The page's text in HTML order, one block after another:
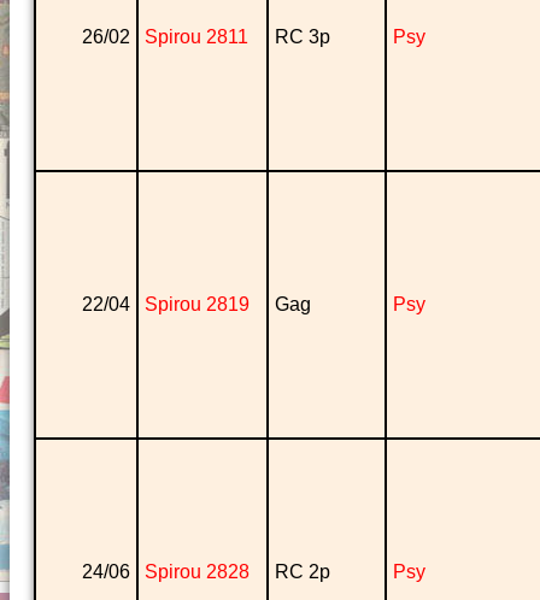
26/02 Spirou 2811 RC 3p Psy
22/04 Spirou 2819 Gag Psy
24/06 Spirou 2828 RC 2p Psy